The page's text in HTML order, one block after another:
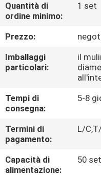
CONTROLLO
DI
QUALITÀ
CONTATTICI
NOTIZIE
UNA
Quantità di
ordine minimo:
1 set
Prezzo:
Imballaggi
particolari:
il
Tempi di
consegna:
5-8
Termini di
pagamento:
L/
Capacità di
alimentazione:
50